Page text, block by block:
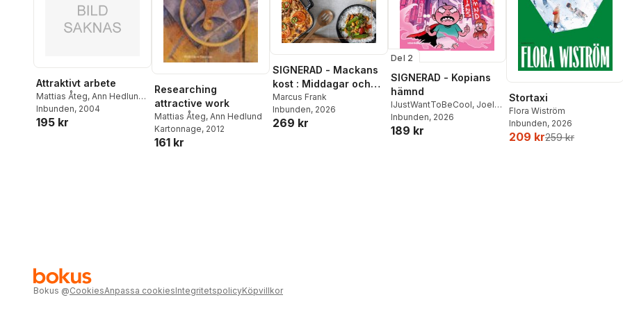
Attraktivt arbete
Mattias Åteg, Ann Hedlund ,
Bengt Pontén
Inbunden, 2004
195 kr
Researching
attractive work
Mattias Åteg, Ann Hedlund
Kartonnage, 2012
161 kr
SIGNERAD - Mackans
kost : Middagar och
matlådor
Marcus Frank
Inbunden, 2026
269 kr
Del 2
SIGNERAD - Kopians
hämnd
IJustWantToBeCool, Joel
Adolphson,Emil Ejdemo
Beer ,Victor Beer
Inbunden, 2026
189 kr
Stortaxi
Flora Wiström
Inbunden, 2026
209 kr259 kr
Bokus @CookiesAnpassa cookiesIntegritetspolicyKöpvillkor